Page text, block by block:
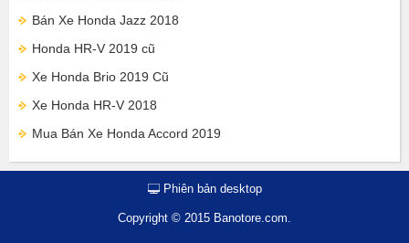
Bán Xe Honda Jazz 2018
Honda HR-V 2019 cũ
Xe Honda Brio 2019 Cũ
Xe Honda HR-V 2018
Mua Bán Xe Honda Accord 2019
Phiên bản desktop
Copyright © 2015 Banotore.com.